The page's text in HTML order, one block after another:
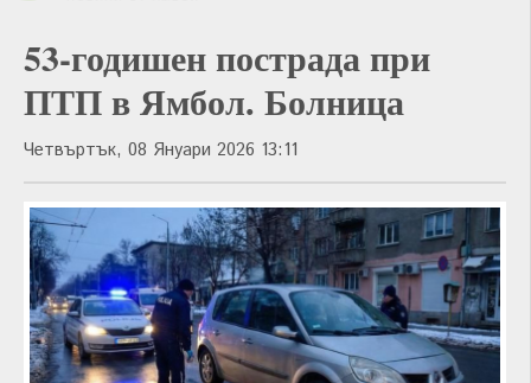
53-годишен пострада при
ПТП в Ямбол. Болница
Четвъртък, 08 Януари 2026 13:11